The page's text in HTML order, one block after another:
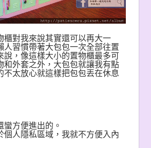
櫃對我來說其實還可以再大一
習慣帶著大包包一次全部往置
說，像這樣大小的置物櫃最多可
和外套之外，大包包就讓我有點
太放心就這樣把包包丟在休息
蠻方便進出的。
個人隱私區域，我就不方便入內